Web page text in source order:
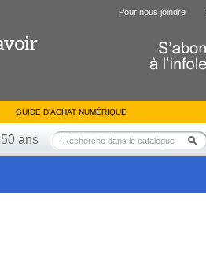
Pour nous joindre
GUIDE D’ACHAT NUMÉRIQUE
50 ans